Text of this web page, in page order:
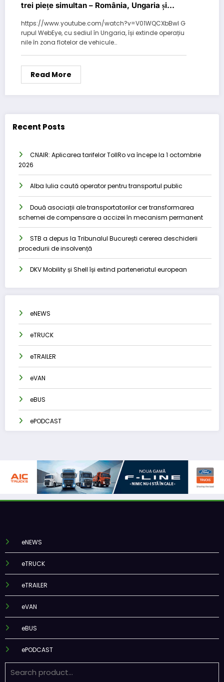
trei piețe simultan – România, Ungaria și
https://www.youtube.com/watch?v=V01WQCXbBwI G
rupul WebEye, cu sediul în Ungaria, își extinde operațiu
nile în zona flotelor de vehicule…
Read More
Recent Posts
CNAIR: Aplicarea tarifelor TollRo va începe la 1 octombrie
2026
Alba Iulia caută operator pentru transportul public
Două asociații ale transportatorilor cer transformarea
schemei de compensare a accizei în mecanism permanent
STB a depus la Tribunalul București cererea deschiderii
procedurii de insolvență
DKV Mobility și Shell își extind parteneriatul european
eNEWS
eTRUCK
eTRAILER
eVAN
eBUS
ePODCAST
eNEWS
eTRUCK
eTRAILER
eVAN
eBUS
ePODCAST